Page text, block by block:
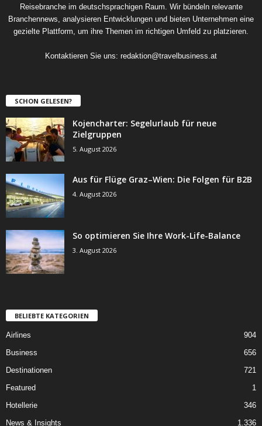
Reisebranche im deutschsprachigen Raum. Wir bündeln relevante
Branchennews, analysieren Entwicklungen und bieten Unternehmen eine
gezielte Plattform, um ihre Themen im richtigen Umfeld zu platzieren.
Kontaktieren Sie uns: redaktion@travelbusiness.at
SCHON GELESEN?
Kojencharter: Segelurlaub für neue
Zielgruppen
5. August 2026
Aus für Flüge Graz–Wien: Die Folgen für B2B
4. August 2026
So optimieren Sie Ihre Work-Life-Balance
3. August 2026
BELIEBTE KATEGORIEN
Airlines
904
Business
656
Destinationen
721
Featured
1
Hotellerie
346
News & Insights
1.336